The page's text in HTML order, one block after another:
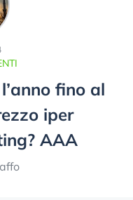
fino al
iper
AAA